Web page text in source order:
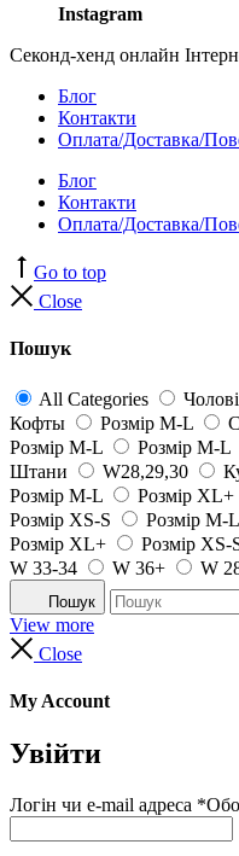
Instagram
Секонд-хенд онлайн
Блог
Контакти
Оплата/Доставка/
Блог
Контакти
Оплата/Доставка/
Go to top
Close
Пошук
All Categories
Кофты
Розмір M-L
Розмір M-L
Розмір M-L
Штани
W28,29,30
Розмір M-L
Розмір XL+
Розмір XS-S
Розмір M-L
Розмір XL+
Розмір XS-
W 33-34
W 36+ W
Пошук
View more
Close
My Account
Увійти
Логін чи e-mail адреса *